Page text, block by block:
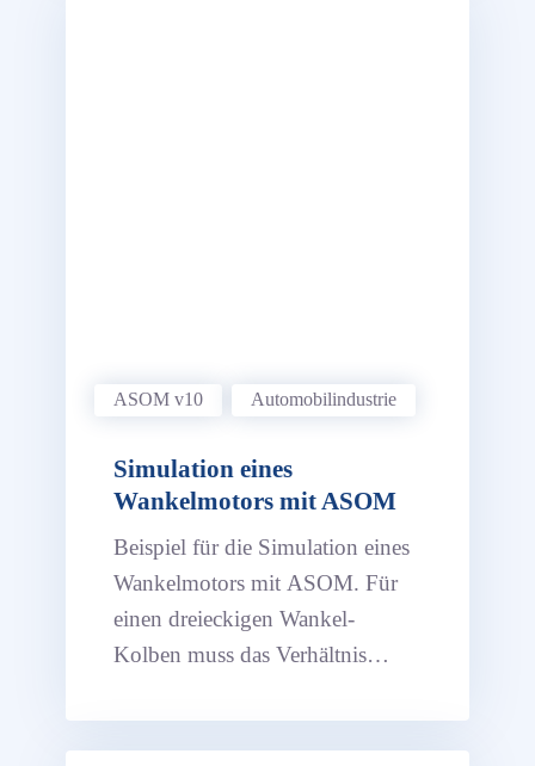
ASOM v10 Automobil­industrie
Simulation eines
Wankelmotors mit ASOM
Beispiel für die Simulation eines
Wankelmotors mit ASOM. Für
einen dreieckigen Wankel-
Kolben muss das Verhältnis
konstant 2:3 betragen. Dies wird